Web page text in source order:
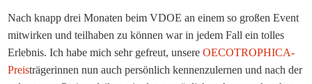
Nach knapp drei Monaten beim VDOE an einem so großen Event
mitwirken und teilhaben zu können war in jedem Fall ein tolles
Erlebnis. Ich habe mich sehr gefreut, unsereOECOTROPHICA-
Preisträgerinnen nun auch persönlich kennenzulernen und nach der